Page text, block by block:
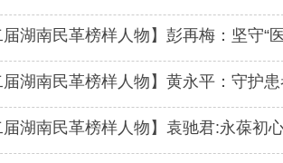
届湖南民革榜样人物】彭再梅：坚守“
届湖南民革榜样人物】黄永平：守护
届湖南民革榜样人物】袁驰君:永葆初